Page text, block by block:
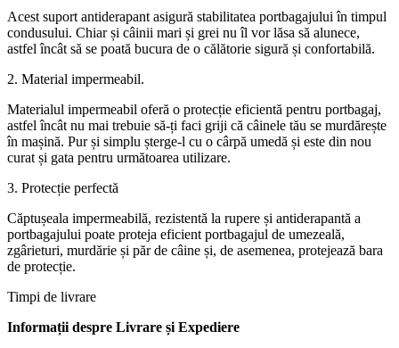
Acest suport antiderapant asigură stabilitatea portbagajului în timpul
condusului. Chiar și câinii mari și grei nu îl vor lăsa să alunece,
astfel încât să se poată bucura de o călătorie sigură și confortabilă.
2. Material impermeabil.
Materialul impermeabil oferă o protecție eficientă pentru portbagaj,
astfel încât nu mai trebuie să-ți faci griji că câinele tău se murdărește
în mașină. Pur și simplu șterge-l cu o cârpă umedă și este din nou
curat și gata pentru următoarea utilizare.
3. Protecție perfectă
Căptușeala impermeabilă, rezistentă la rupere și antiderapantă a
portbagajului poate proteja eficient portbagajul de umezeală,
zgârieturi, murdărie și păr de câine și, de asemenea, protejează bara
de protecție.
Timpi de livrare
Informații despre Livrare și Expediere